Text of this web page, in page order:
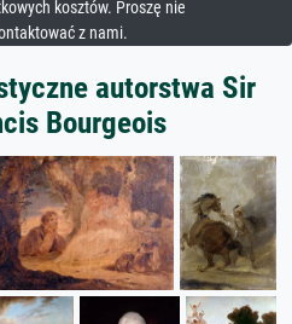
kosztów. Proszę nie
z nami.
autorstwa Sir
Bourgeois